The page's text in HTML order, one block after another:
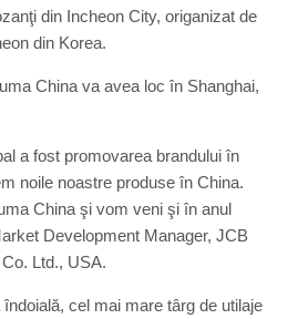
din Incheon City, origanizat de
din Korea.
China va avea loc în Shanghai,
a fost promovarea brandului în
noile noastre produse în China.
China şi vom veni şi în anul
Development Manager, JCB
Ltd., USA.
cel mai mare târg de utilaje